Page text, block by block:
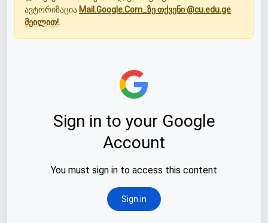
ავტორიზაცია Mail.Google.Com_ზე თქვენი @cu.edu.ge
მეილით!